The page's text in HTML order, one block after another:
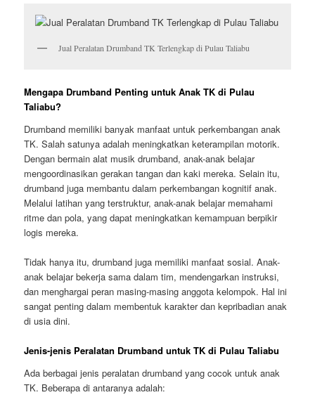
Jual Peralatan Drumband TK Terlengkap di Pulau Taliabu
Mengapa Drumband Penting untuk Anak TK di Pulau
Taliabu?
Drumband memiliki banyak manfaat untuk perkembangan anak
TK. Salah satunya adalah meningkatkan keterampilan motorik.
Dengan bermain alat musik drumband, anak-anak belajar
mengoordinasikan gerakan tangan dan kaki mereka. Selain itu,
drumband juga membantu dalam perkembangan kognitif anak.
Melalui latihan yang terstruktur, anak-anak belajar memahami
ritme dan pola, yang dapat meningkatkan kemampuan berpikir
logis mereka.
Tidak hanya itu, drumband juga memiliki manfaat sosial. Anak-
anak belajar bekerja sama dalam tim, mendengarkan instruksi,
dan menghargai peran masing-masing anggota kelompok. Hal ini
sangat penting dalam membentuk karakter dan kepribadian anak
di usia dini.
Jenis-jenis Peralatan Drumband untuk TK di Pulau Taliabu
Ada berbagai jenis peralatan drumband yang cocok untuk anak
TK. Beberapa di antaranya adalah: